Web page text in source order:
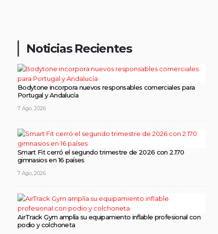
Noticias Recientes
Bodytone incorpora nuevos responsables comerciales para
Portugal y Andalucía
7 Ago, 2026
Smart Fit cerró el segundo trimestre de 2026 con 2.170
gimnasios en 16 países
7 Ago, 2026
AirTrack Gym amplía su equipamiento inflable profesional con
podio y colchoneta